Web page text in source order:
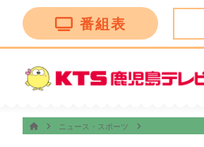
番組表
２〜ル・モンドゥ〜 ＦＮＮ
ニュース・スポーツ